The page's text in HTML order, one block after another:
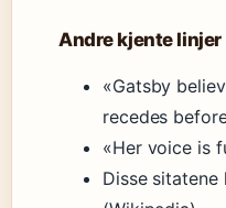
Andre kjente
«Gatsby
recedes
«Her voice is
Disse